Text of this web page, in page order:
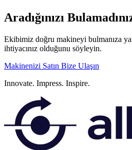
Aradığınızı
Ekibimiz doğru makineyi bulmanıza
ihtiyacınız olduğunu söyleyin.
Makinenizi Satın Bize Ulaşın
Innovate. Impress. Inspire.